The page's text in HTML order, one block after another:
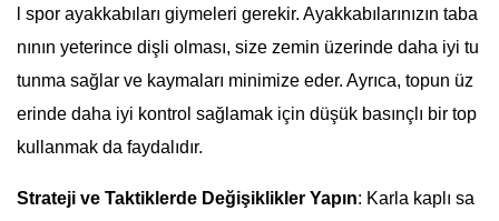
l spor ayakkabıları giymeleri gerekir. Ayakkabılarınızın taba
nının yeterince dişli olması, size zemin üzerinde daha iyi tu
tunma sağlar ve kaymaları minimize eder. Ayrıca, topun üz
erinde daha iyi kontrol sağlamak için düşük basınçlı bir top
kullanmak da faydalıdır.
Strateji ve Taktiklerde Değişiklikler Yapın: Karla kaplı sa